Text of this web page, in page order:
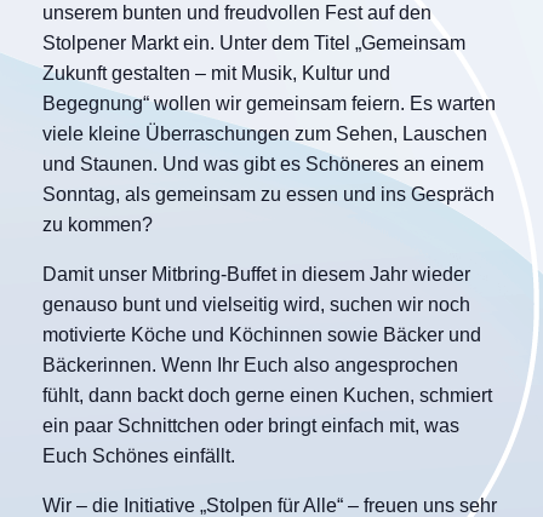
unserem bunten und freudvollen Fest auf den
Stolpener Markt ein. Unter dem Titel „Gemeinsam
Zukunft gestalten – mit Musik, Kultur und
Begegnung“ wollen wir gemeinsam feiern. Es warten
viele kleine Überraschungen zum Sehen, Lauschen
und Staunen. Und was gibt es Schöneres an einem
Sonntag, als gemeinsam zu essen und ins Gespräch
zu kommen?
Damit unser Mitbring-Buffet in diesem Jahr wieder
genauso bunt und vielseitig wird, suchen wir noch
motivierte Köche und Köchinnen sowie Bäcker und
Bäckerinnen. Wenn Ihr Euch also angesprochen
fühlt, dann backt doch gerne einen Kuchen, schmiert
ein paar Schnittchen oder bringt einfach mit, was
Euch Schönes einfällt.
Wir – die Initiative „Stolpen für Alle“ – freuen uns sehr